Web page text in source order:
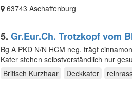
63743 Aschaffenburg
5. Gr.Eur.Ch. Trotzkopf vom
Bg A PKD N/N HCM neg. trägt cinnamon Wir züchten seit 1985 und sind Mitglied im CPC e. V. Unsere
Britisch Kurzhaar
Deckkater